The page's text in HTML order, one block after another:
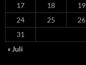
17
18 19
24
25 26
31
« Juli